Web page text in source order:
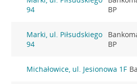
94
BP
Marki, ul. Piłsudskiego
94
BP
Michałowice, ul. Jesionowa 1F